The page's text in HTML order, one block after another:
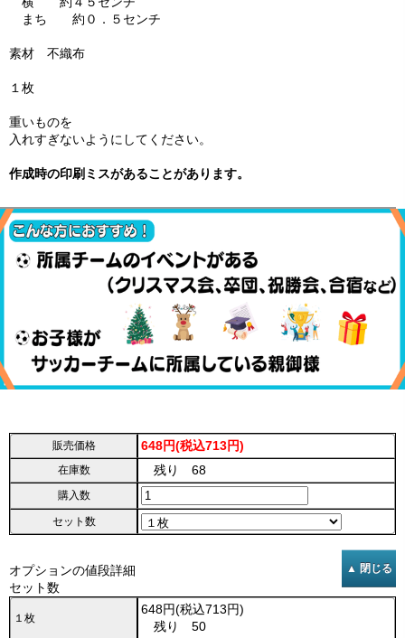
まち 約０．５センチ
素材 不織布
１枚
重いものを
入れすぎないようにしてください。
作成時の印刷ミスがあることがあります。
販売価格 648円(税込713円)
在庫数 残り 68
購入数
セット数
オプションの値段詳細
セット数
１枚
648円(税込713円)
残り 50